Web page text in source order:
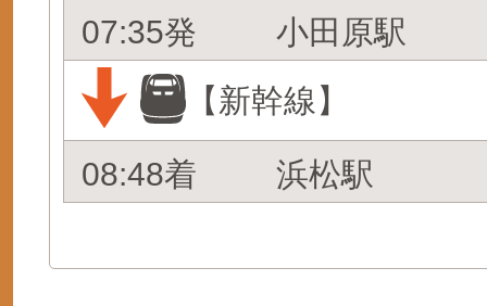
07:35発
小田原駅
【新幹線】
08:48着 浜松駅